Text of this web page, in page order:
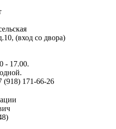
(вход со двора)
- 17.00.
(918) 171-66-26